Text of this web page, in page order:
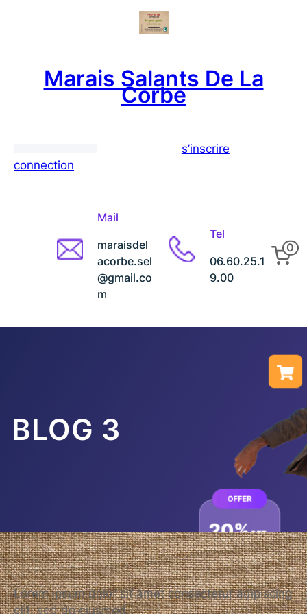
Marais Salants De La
Corbe
s’inscrire
connection
Mail
maraisdel
acorbe.sel
@gmail.co
m
Tel
06.60.25.1
9.00
0
BLOG 3
Lorem ipsum dolor sit amet consectetur adipiscing
elit, sed do eiusmod.